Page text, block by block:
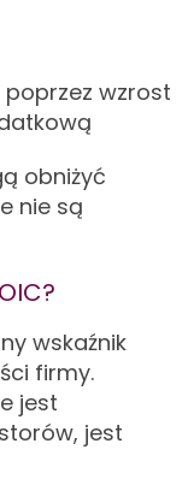
poprzez wzrost
obniżyć
nie są
wskaźnik
firmy.
jest
jest